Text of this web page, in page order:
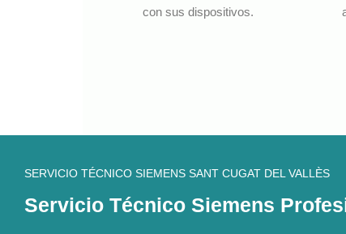
con sus dispositivos.
SERVICIO TÉCNICO SIEMENS SANT CUGAT DEL VALLÈS
Servicio Técnico Siemens